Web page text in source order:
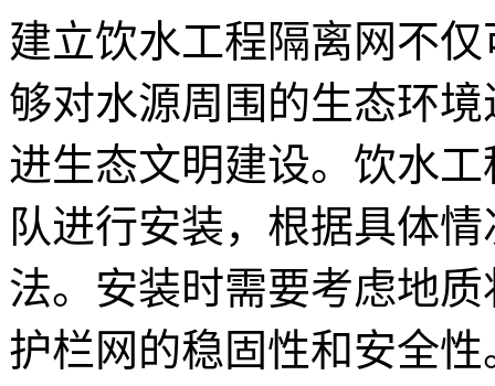
建立饮水工程隔离网不
够对水源周围的生态环
进生态文明建设。饮水
队进行安装，根据具体
法。安装时需要考虑地
护栏网的稳固性和安全